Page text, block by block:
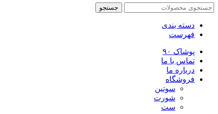
جستجو
دسته بندی
فهرست
پوشاک ۹۰
تماس با ما
درباره ما
فروشگاه
سوتین
شورت
ست